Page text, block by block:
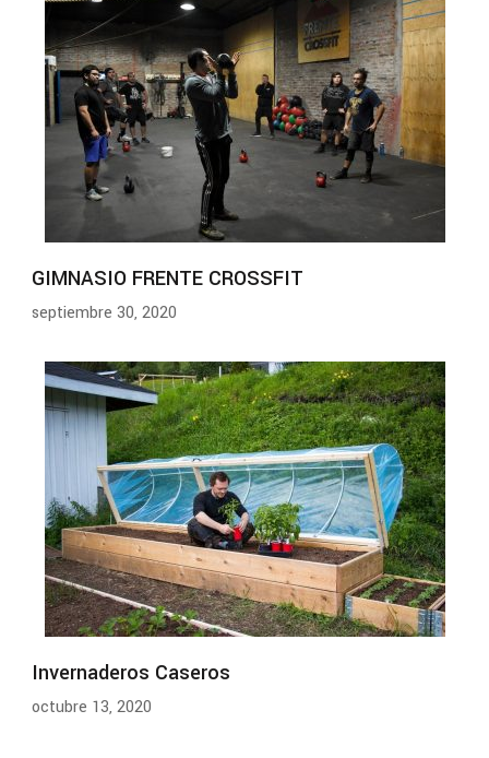
GIMNASIO FRENTE CROSSFIT
septiembre 30, 2020
Invernaderos Caseros
octubre 13, 2020